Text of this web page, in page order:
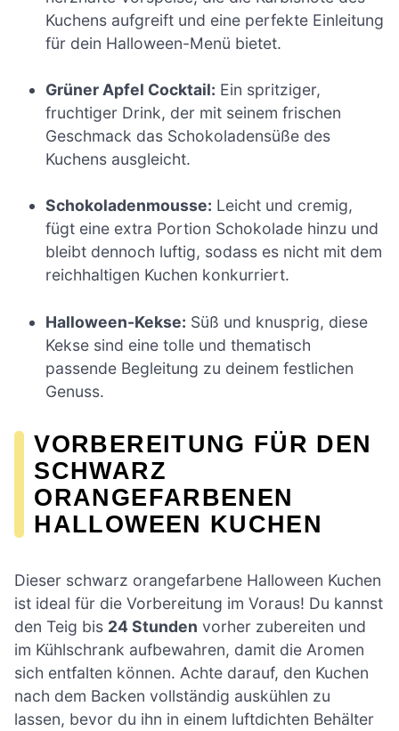
Kuchens aufgreift und eine perfekte Einleitung
für dein Halloween-Menü bietet.
Grüner Apfel Cocktail: Ein spritziger,
fruchtiger Drink, der mit seinem frischen
Geschmack das Schokoladensüße des
Kuchens ausgleicht.
Schokoladenmousse: Leicht und cremig,
fügt eine extra Portion Schokolade hinzu und
bleibt dennoch luftig, sodass es nicht mit dem
reichhaltigen Kuchen konkurriert.
Halloween-Kekse: Süß und knusprig, diese
Kekse sind eine tolle und thematisch
passende Begleitung zu deinem festlichen
Genuss.
VORBEREITUNG FÜR DEN
SCHWARZ
ORANGEFARBENEN
HALLOWEEN KUCHEN
Dieser schwarz orangefarbene Halloween Kuchen
ist ideal für die Vorbereitung im Voraus! Du kannst
den Teig bis 24 Stunden vorher zubereiten und
im Kühlschrank aufbewahren, damit die Aromen
sich entfalten können. Achte darauf, den Kuchen
nach dem Backen vollständig auskühlen zu
lassen, bevor du ihn in einem luftdichten Behälter